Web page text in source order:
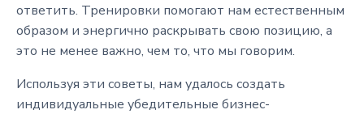
ответить. Тренировки помогают нам естественным
образом и энергично раскрывать свою позицию, а
это не менее важно, чем то, что мы говорим.
Используя эти советы, нам удалось создать
индивидуальные убедительные бизнес-